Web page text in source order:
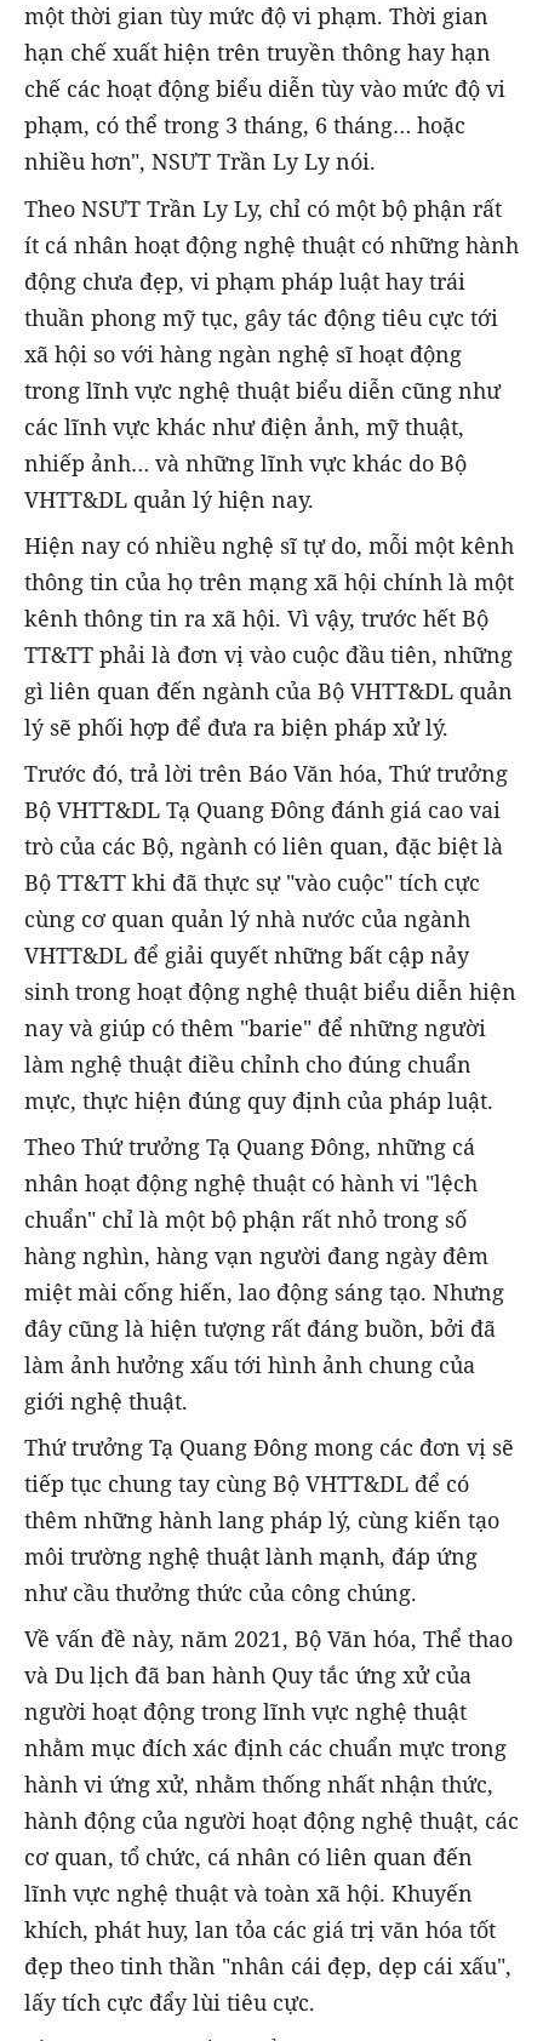
một thời gian tùy mức độ vi phạm. Thời gian
hạn chế xuất hiện trên truyền thông hay hạn
chế các hoạt động biểu diễn tùy vào mức độ vi
phạm, có thể trong 3 tháng, 6 tháng… hoặc
nhiều hơn", NSƯT Trần Ly Ly nói.
Theo NSƯT Trần Ly Ly, chỉ có một bộ phận rất
ít cá nhân hoạt động nghệ thuật có những hành
động chưa đẹp, vi phạm pháp luật hay trái
thuần phong mỹ tục, gây tác động tiêu cực tới
xã hội so với hàng ngàn nghệ sĩ hoạt động
trong lĩnh vực nghệ thuật biểu diễn cũng như
các lĩnh vực khác như điện ảnh, mỹ thuật,
nhiếp ảnh… và những lĩnh vực khác do Bộ
VHTT&DL quản lý hiện nay.
Hiện nay có nhiều nghệ sĩ tự do, mỗi một kênh
thông tin của họ trên mạng xã hội chính là một
kênh thông tin ra xã hội. Vì vậy, trước hết Bộ
TT&TT phải là đơn vị vào cuộc đầu tiên, những
gì liên quan đến ngành của Bộ VHTT&DL quản
lý sẽ phối hợp để đưa ra biện pháp xử lý.
Trước đó, trả lời trên Báo Văn hóa, Thứ trưởng
Bộ VHTT&DL Tạ Quang Đông đánh giá cao vai
trò của các Bộ, ngành có liên quan, đặc biệt là
Bộ TT&TT khi đã thực sự "vào cuộc" tích cực
cùng cơ quan quản lý nhà nước của ngành
VHTT&DL để giải quyết những bất cập nảy
sinh trong hoạt động nghệ thuật biểu diễn hiện
nay và giúp có thêm "barie" để những người
làm nghệ thuật điều chỉnh cho đúng chuẩn
mực, thực hiện đúng quy định của pháp luật.
Theo Thứ trưởng Tạ Quang Đông, những cá
nhân hoạt động nghệ thuật có hành vi "lệch
chuẩn" chỉ là một bộ phận rất nhỏ trong số
hàng nghìn, hàng vạn người đang ngày đêm
miệt mài cống hiến, lao động sáng tạo. Nhưng
đây cũng là hiện tượng rất đáng buồn, bởi đã
làm ảnh hưởng xấu tới hình ảnh chung của
giới nghệ thuật.
Thứ trưởng Tạ Quang Đông mong các đơn vị sẽ
tiếp tục chung tay cùng Bộ VHTT&DL để có
thêm những hành lang pháp lý, cùng kiến tạo
môi trường nghệ thuật lành mạnh, đáp ứng
như cầu thưởng thức của công chúng.
Về vấn đề này, năm 2021, Bộ Văn hóa, Thể thao
và Du lịch đã ban hành Quy tắc ứng xử của
người hoạt động trong lĩnh vực nghệ thuật
nhằm mục đích xác định các chuẩn mực trong
hành vi ứng xử, nhằm thống nhất nhận thức,
hành động của người hoạt động nghệ thuật, các
cơ quan, tổ chức, cá nhân có liên quan đến
lĩnh vực nghệ thuật và toàn xã hội. Khuyến
khích, phát huy, lan tỏa các giá trị văn hóa tốt
đẹp theo tinh thần "nhân cái đẹp, dẹp cái xấu",
lấy tích cực đẩy lùi tiêu cực.